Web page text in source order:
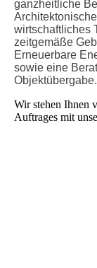
ganzheitliche
wirtschaftliches
zeitgemäße
Erneuerbare
sowie eine
Objektübergabe.
Wir stehen Ihnen
Auftrages mit